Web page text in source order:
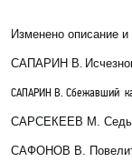
Изменено описание
САПАРИН В.
САПАРИН В. Сбежавший
САРСЕКЕЕВ М.
САФОНОВ В.